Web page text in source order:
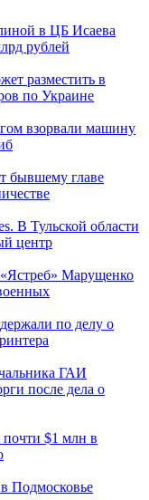
в ЦБ Исаева
рублей
разместить в
по Украине
взорвали машину
бывшему главе
В Тульской области
центр
Марущенко
по делу о
ГАИ
после дела о
$1 млн в
Подмосковье